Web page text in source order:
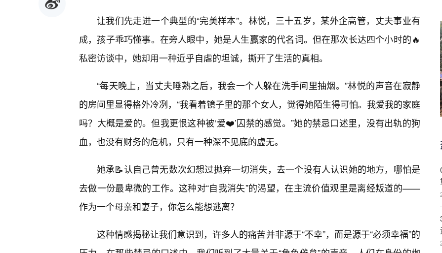
让我们先走进一个典型的“完美样本”。林悦，三十五岁，某外企高管，丈夫事业有
成，孩子乖巧懂事。在旁人眼中，她是人生赢家的代名词。但在那次长达四个小时的🔥
私密访谈中，她却用一种近乎自虐的坦诚，撕开了生活的真相。
“每天晚上，当丈夫睡熟之后，我会一个人躲在洗手间里抽烟。”林悦的声音在寂静
的房间里显得格外冷冽，“我看着镜子里的那个女人，觉得她陌生得可怕。我爱我的家庭
吗？大概是爱的。但我更恨这种被‘爱❤️’囚禁的感觉。”她的禁忌口述里，没有出轨的狗
血，也没有财务的危机，只有一种深不见底的虚无。
她承📝认自己曾无数次幻想过抛弃一切消失，去一个没有人认识她的地方，哪怕是
去做一份最卑微的工作。这种对“自我消失”的渴望，在主流价值观里是离经叛道的——
作为一个母亲和妻子，你怎么能想逃离？
这种情感揭秘让我们意识到，许多人的痛苦并非源于“不幸”，而是源于“必须幸福”的